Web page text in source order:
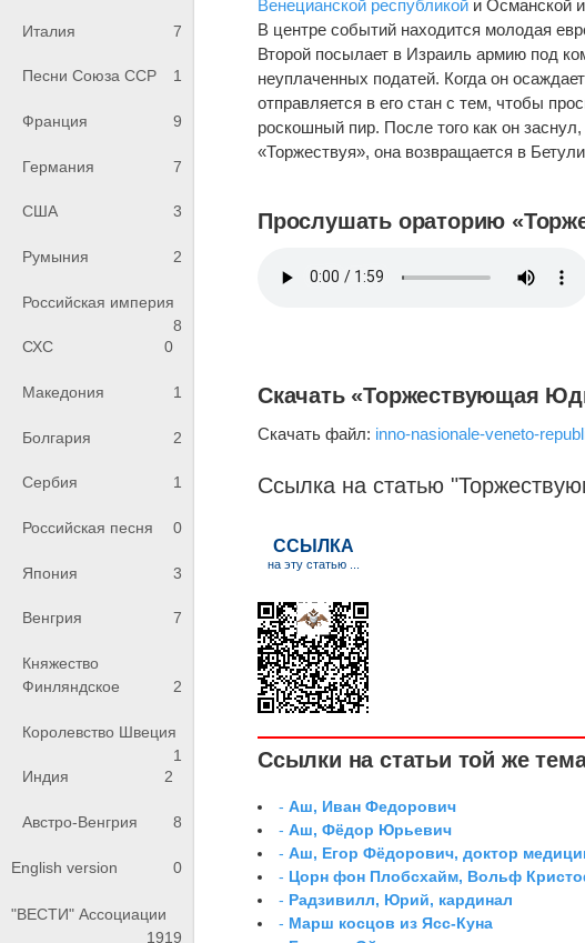
Италия 7
Песни Союза ССР 1
Франция 9
Германия 7
США 3
Румыния 2
Российская империя
8
СХС
0
Македония 1
Болгария 2
Сербия 1
Российская песня 0
Япония 3
Венгрия 7
Княжество
Финляндское
2
Королевство Швеция
1
Индия
2
Австро-Венгрия 8
English version 0
"ВЕСТИ" Ассоциации
1919
Венецианской республикой и Османской
В центре событий находится молодая
Второй посылает в Израиль армию под
неуплаченных податей. Когда он
отправляется в его стан с тем, чтобы
роскошный пир. После того как он
«Торжествуя», она возвращается в
Прослушать ораторию
Скачать «Торжествующая
Скачать файл: inno-nasionale-veneto-
Ссылка на статью
Ссылки на статьи той же
-Аш, Иван Федорович
-Аш, Фёдор Юрьевич
-Аш, Егор Фёдорович, доктор
- Цорн фон Плобсхайм, Вольф
- Радзивилл, Юрий, кардинал
- Марш косцов из Ясс-Куна